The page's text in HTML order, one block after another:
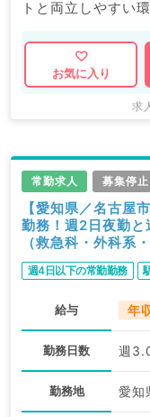
トと両立しやすい環境
DOCTORでは病院
もちろんのこと、
います。 求人内容
お気に入り
求
常勤求人 募集停止
【愛知県／名古屋
勤務！週2日夜勤
（救急科・外科系
週4日以下の常勤勤務
給与 年
勤務日数 週
勤務地 愛知